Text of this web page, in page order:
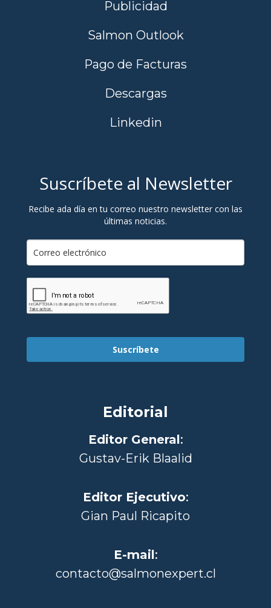
Publicidad
Salmon Outlook
Pago de Facturas
Descargas
Linkedin
Suscríbete al Newsletter
Recibe ada día en tu correo nuestro newsletter con las
últimas noticias.
Suscríbete
Editorial
Editor General:
Gustav-Erik Blaalid
Editor Ejecutivo:
Gian Paul Ricapito
E-mail:
contacto@salmonexpert.cl